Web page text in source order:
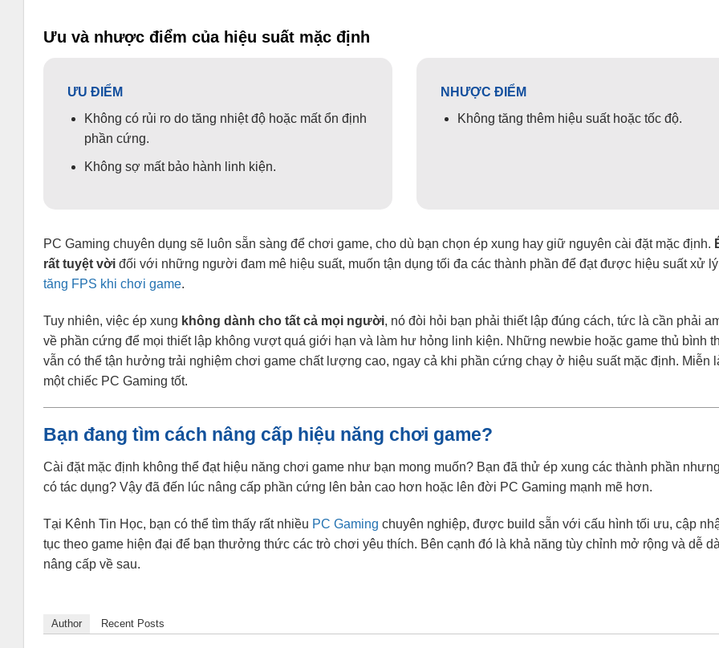
Ưu và nhược điểm của hiệu suất mặc định
ƯU ĐIỂM
Không có rủi ro do tăng nhiệt độ hoặc mất ổn định
phần cứng.
Không sợ mất bảo hành linh kiện.
NHƯỢC ĐIỂM
Không tăng thêm hiệu suất hoặc tốc độ.
PC Gaming chuyên dụng sẽ luôn sẵn sàng để chơi game, cho dù bạn chọn ép xung hay giữ nguyên cài đặt mặc định.
rất tuyệt vời đối với những người đam mê hiệu suất, muốn tận dụng tối đa các thành phần để đạt được hiệu suất xử
tăng FPS khi chơi game.
Tuy nhiên, việc ép xung không dành cho tất cả mọi người, nó đòi hỏi bạn phải thiết lập đúng cách, tức là cần phải
về phần cứng để mọi thiết lập không vượt quá giới hạn và làm hư hỏng linh kiện. Những newbie hoặc game thủ bình
vẫn có thể tận hưởng trải nghiệm chơi game chất lượng cao, ngay cả khi phần cứng chạy ở hiệu suất mặc định. Miễn
một chiếc PC Gaming tốt.
Bạn đang tìm cách nâng cấp hiệu năng chơi game?
Cài đặt mặc định không thể đạt hiệu năng chơi game như bạn mong muốn? Bạn đã thử ép xung các thành phần
có tác dụng? Vậy đã đến lúc nâng cấp phần cứng lên bản cao hơn hoặc lên đời PC Gaming mạnh mẽ hơn.
Tại Kênh Tin Học, bạn có thể tìm thấy rất nhiều PC Gaming chuyên nghiệp, được build sẵn với cấu hình tối ưu, cập
tục theo game hiện đại để bạn thưởng thức các trò chơi yêu thích. Bên cạnh đó là khả năng tùy chỉnh mở rộng và dễ
nâng cấp về sau.
Author Recent Posts